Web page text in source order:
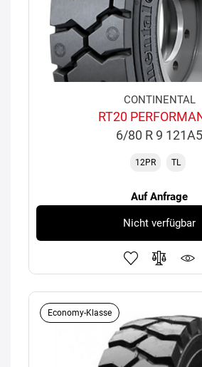
CONTINENTAL
RT20
6/80 R 9 121A5
12PR TL
Auf Anfrage
Nicht verfügbar
Economy-Klasse